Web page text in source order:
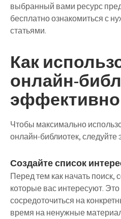
выбранный вами ресурс
бесплатно ознакомиться с
статьями.
Как
онлайн-
эффективно
Чтобы максимально
онлайн-библиотек,
Создайте список
Перед тем как начать поиск,
которые вас интересуют.
сосредоточиться на
время на ненужные